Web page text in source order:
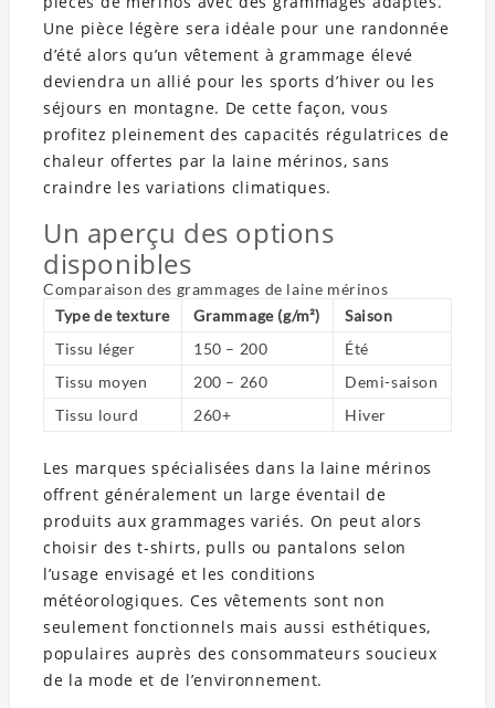
Une pièce légère sera idéale pour une randonnée
d’été alors qu’un vêtement à grammage élevé
deviendra un allié pour les sports d’hiver ou les
séjours en montagne. De cette façon, vous
profitez pleinement des capacités régulatrices de
chaleur offertes par la laine mérinos, sans
craindre les variations climatiques.
Un aperçu des options
disponibles
Comparaison des grammages de laine mérinos
Type de texture
Grammage (g/m²)
Saison
Tissu léger
150 – 200
Été
Tissu moyen
200 – 260
Demi-saison
Tissu lourd
260+ Hiver
Les marques spécialisées dans la laine mérinos
offrent généralement un large éventail de
produits aux grammages variés. On peut alors
choisir des t-shirts, pulls ou pantalons selon
l’usage envisagé et les conditions
météorologiques. Ces vêtements sont non
seulement fonctionnels mais aussi esthétiques,
populaires auprès des consommateurs soucieux
de la mode et de l’environnement.